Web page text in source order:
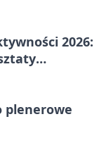
2026:
plenerowe